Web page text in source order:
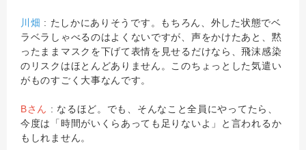
川畑 : たしかにありそうです。もちろん、外した状態でベ
ラベラしゃべるのはよくないですが、声をかけたあと、黙
ったままマスクを下げて表情を見せるだけなら、飛沫感染
のリスクはほとんどありません。このちょっとした気遣い
がものすごく大事なんです。
Bさん : なるほど。でも、そんなこと全員にやってたら、
今度は「時間がいくらあっても足りないよ」と言われるか
もしれません。